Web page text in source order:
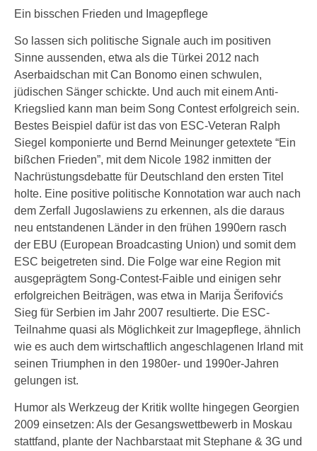
Ein bisschen Frieden und Imagepflege
So lassen sich politische Signale auch im positiven
Sinne aussenden, etwa als die Türkei 2012 nach
Aserbaidschan mit Can Bonomo einen schwulen,
jüdischen Sänger schickte. Und auch mit einem Anti-
Kriegslied kann man beim Song Contest erfolgreich sein.
Bestes Beispiel dafür ist das von ESC-Veteran Ralph
Siegel komponierte und Bernd Meinunger getextete “Ein
bißchen Frieden”, mit dem Nicole 1982 inmitten der
Nachrüstungsdebatte für Deutschland den ersten Titel
holte. Eine positive politische Konnotation war auch nach
dem Zerfall Jugoslawiens zu erkennen, als die daraus
neu entstandenen Länder in den frühen 1990ern rasch
der EBU (European Broadcasting Union) und somit dem
ESC beigetreten sind. Die Folge war eine Region mit
ausgeprägtem Song-Contest-Faible und einigen sehr
erfolgreichen Beiträgen, was etwa in Marija Šerifovićs
Sieg für Serbien im Jahr 2007 resultierte. Die ESC-
Teilnahme quasi als Möglichkeit zur Imagepflege, ähnlich
wie es auch dem wirtschaftlich angeschlagenen Irland mit
seinen Triumphen in den 1980er- und 1990er-Jahren
gelungen ist.
Humor als Werkzeug der Kritik wollte hingegen Georgien
2009 einsetzen: Als der Gesangswettbewerb in Moskau
stattfand, plante der Nachbarstaat mit Stephane & 3G und